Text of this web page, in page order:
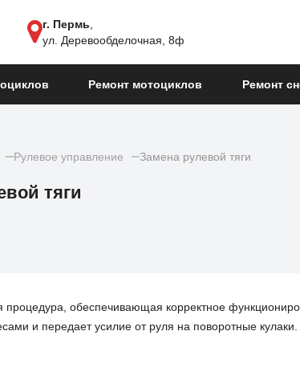
г. Пермь
ул. Деревообделочная, 8ф
Ремонт мотоциклов Ремонт
Рулевое управление Замена рулевой тяги
тяги
обеспечивающая корректное
и передает усилие от руля на поворотные